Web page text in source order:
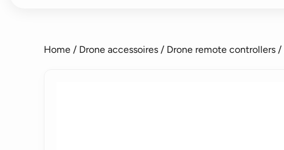
Home / Drone accessoires / Drone remote controllers /